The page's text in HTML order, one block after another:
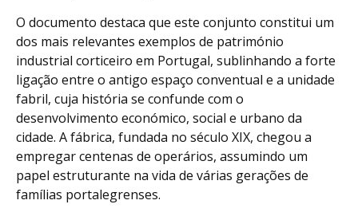
O documento destaca que este conjunto constitui um
dos mais relevantes exemplos de património
industrial corticeiro em Portugal, sublinhando a forte
ligação entre o antigo espaço conventual e a unidade
fabril, cuja história se confunde com o
desenvolvimento económico, social e urbano da
cidade. A fábrica, fundada no século XIX, chegou a
empregar centenas de operários, assumindo um
papel estruturante na vida de várias gerações de
famílias portalegrenses.